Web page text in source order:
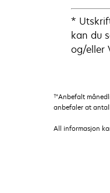
*
kan du
og/eller
†"Anbefalt
anbefaler at
All informasjon